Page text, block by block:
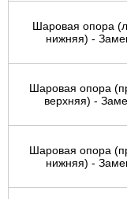
Шаровая опора
нижняя) -
Шаровая опора
верхняя) -
Шаровая опора
нижняя) -